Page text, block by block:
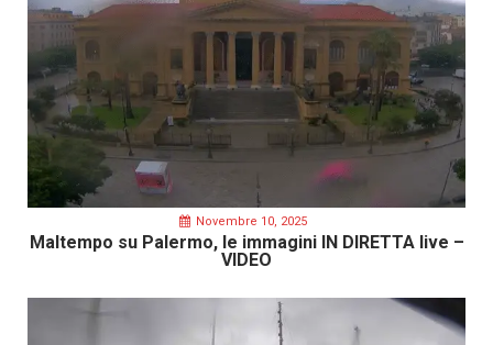
Novembre 10, 2025
Maltempo su Palermo, le immagini IN DIRETTA live –
VIDEO